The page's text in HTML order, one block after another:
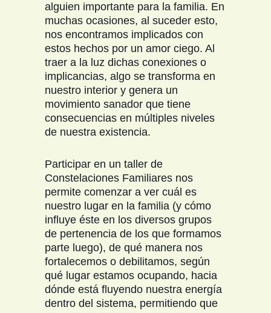
alguien importante para la familia. En
muchas ocasiones, al suceder esto,
nos encontramos implicados con
estos hechos por un amor ciego. Al
traer a la luz dichas conexiones o
implicancias, algo se transforma en
nuestro interior y genera un
movimiento sanador que tiene
consecuencias en múltiples niveles
de nuestra existencia.
Participar en un taller de
Constelaciones Familiares nos
permite comenzar a ver cuál es
nuestro lugar en la familia (y cómo
influye éste en los diversos grupos
de pertenencia de los que formamos
parte luego), de qué manera nos
fortalecemos o debilitamos, según
qué lugar estamos ocupando, hacia
dónde está fluyendo nuestra energía
dentro del sistema, permitiendo que